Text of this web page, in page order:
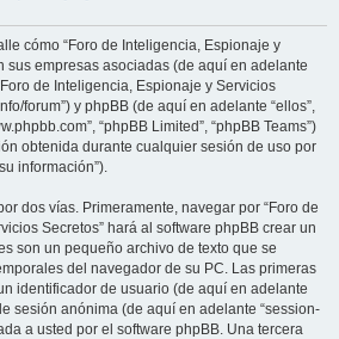
c
cómo “Foro de Inteligencia, Espionaje y
sus empresas asociadas (de aquí en adelante
“Foro de Inteligencia, Espionaje y Servicios
forum”) y phpBB (de aquí en adelante “ellos”,
“phpBB Limited”, “phpBB Teams”)
obtenida durante cualquier sesión de uso por
información”).
dos vías. Primeramente, navegar por “Foro de
Secretos” hará al software phpBB crear un
son un pequeño archivo de texto que se
del navegador de su PC. Las primeras
identificador de usuario (de aquí en adelante
sesión anónima (de aquí en adelante “session-
a usted por el software phpBB. Una tercera